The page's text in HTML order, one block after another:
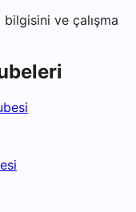
ve çalışma